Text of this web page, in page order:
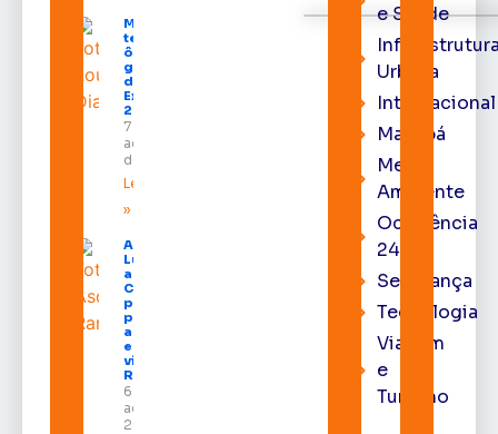
Macapá
terá
ônibus
gratuitos
durante a
Expofeira
2026
7 de
agosto
de 2026
Leia mais
»
Após veto,
Lula envia
ao
Congresso
projeto
para criar
a UNIFRON
e grava
vídeo para
Randolfe
6 de
agosto de
2026
e Saúde
Urbana
Internacional
Macapá
Meio
Ambiente
Ocorrência
24h
Segurança
Tecnologia
Viagem
e
Turismo